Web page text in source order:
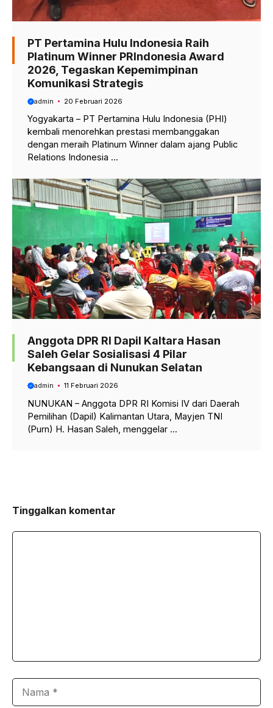
PT Pertamina Hulu Indonesia Raih
Platinum Winner PRIndonesia Award
2026, Tegaskan Kepemimpinan
Komunikasi Strategis
admin 20 Februari 2026
Yogyakarta – PT Pertamina Hulu Indonesia (PHI)
kembali menorehkan prestasi membanggakan
dengan meraih Platinum Winner dalam ajang Public
Relations Indonesia ...
Anggota DPR RI Dapil Kaltara Hasan
Saleh Gelar Sosialisasi 4 Pilar
Kebangsaan di Nunukan Selatan
admin 11 Februari 2026
NUNUKAN – Anggota DPR RI Komisi IV dari Daerah
Pemilihan (Dapil) Kalimantan Utara, Mayjen TNI
(Purn) H. Hasan Saleh, menggelar ...
Tinggalkan komentar